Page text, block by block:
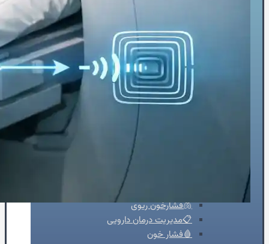
🗓️پیش از عمل‌ها
🧠جراحی مغز و اعصاب
👴🏻قلب سالمندان
💡تشخیص
👨‍⚕️ویزیت‌تخصصی
🫀ساختارقلب
🎚️دریچه‌ها
🧬بیماری‌های مادرزادی
⚡آریتمی‌های قلبی
💔نارسایی‌های قلبی
♨️گرفتگی عروق قلبی
🫁فشارخون ریوی
📋مدیریت درمان دارویی
🩸فشار خون